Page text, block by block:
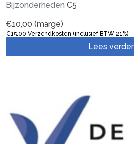
Bijzonderheden C5
€10,00 (marge)
€15,00 Verzendkosten (inclusief BTW 21%)
Lees verder